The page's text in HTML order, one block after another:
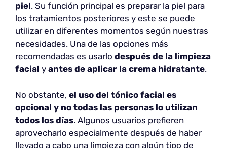
piel. Su función principal es preparar la piel para
los tratamientos posteriores y este se puede
utilizar en diferentes momentos según nuestras
necesidades. Una de las opciones más
recomendadas es usarlo después de la limpieza
facial y antes de aplicar la crema hidratante.
No obstante, el uso del tónico facial es
opcional y no todas las personas lo utilizan
todos los días. Algunos usuarios prefieren
aprovecharlo especialmente después de haber
llevado a cabo una limpieza con algún tipo de